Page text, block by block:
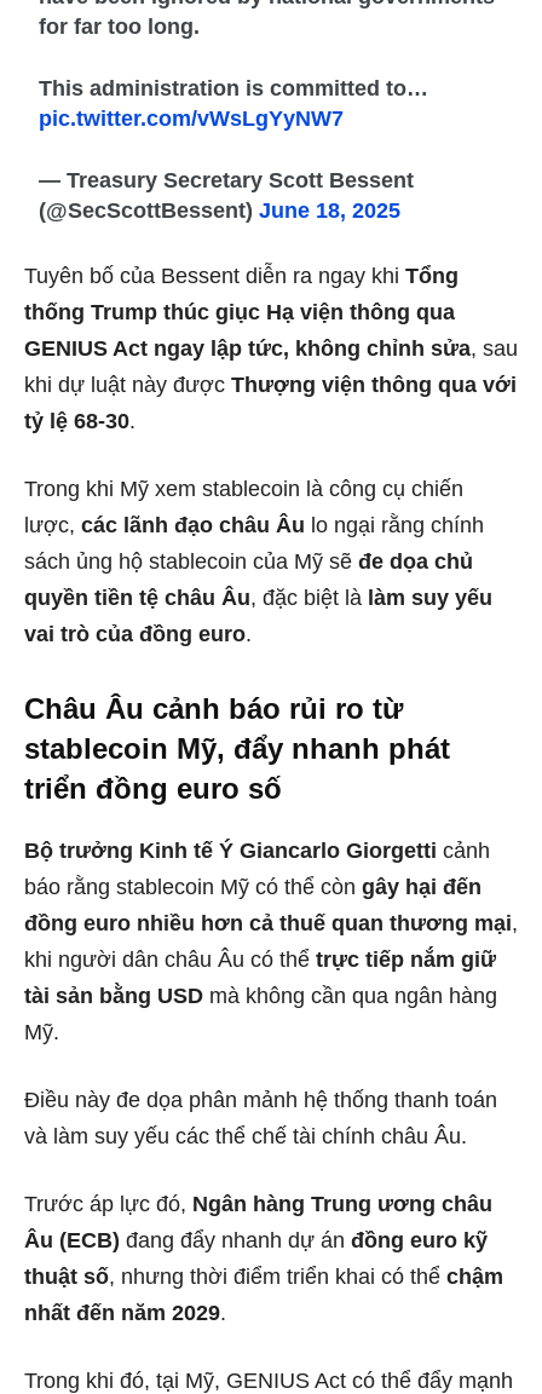
for far too long.
This administration is committed to…
pic.twitter.com/vWsLgYyNW7
— Treasury Secretary Scott Bessent
(@SecScottBessent)June 18, 2025
Tuyên bố của Bessent diễn ra ngay khi Tổng
thống Trump thúc giục Hạ viện thông qua
GENIUS Act ngay lập tức, không chỉnh sửa, sau
khi dự luật này được Thượng viện thông qua với
tỷ lệ 68-30.
Trong khi Mỹ xem stablecoin là công cụ chiến
lược, các lãnh đạo châu Âu lo ngại rằng chính
sách ủng hộ stablecoin của Mỹ sẽ đe dọa chủ
quyền tiền tệ châu Âu, đặc biệt là làm suy yếu
vai trò của đồng euro.
Châu Âu cảnh báo rủi ro từ
stablecoin Mỹ, đẩy nhanh phát
triển đồng euro số
Bộ trưởng Kinh tế Ý Giancarlo Giorgetti cảnh
báo rằng stablecoin Mỹ có thể còn gây hại đến
đồng euro nhiều hơn cả thuế quan thương mại,
khi người dân châu Âu có thể trực tiếp nắm giữ
tài sản bằng USD mà không cần qua ngân hàng
Mỹ.
Điều này đe dọa phân mảnh hệ thống thanh toán
và làm suy yếu các thể chế tài chính châu Âu.
Trước áp lực đó, Ngân hàng Trung ương châu
Âu (ECB) đang đẩy nhanh dự án đồng euro kỹ
thuật số, nhưng thời điểm triển khai có thể chậm
nhất đến năm 2029.
Trong khi đó, tại Mỹ, GENIUS Act có thể đẩy mạnh